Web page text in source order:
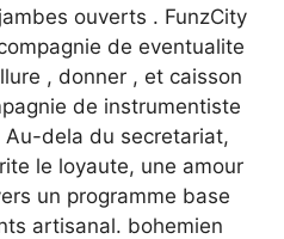
ouverts . FunzCity
de eventualite
, donner , et caisson
de instrumentiste
dela du secretariat,
le loyaute, une amour
un programme base
artisanal. bohemien